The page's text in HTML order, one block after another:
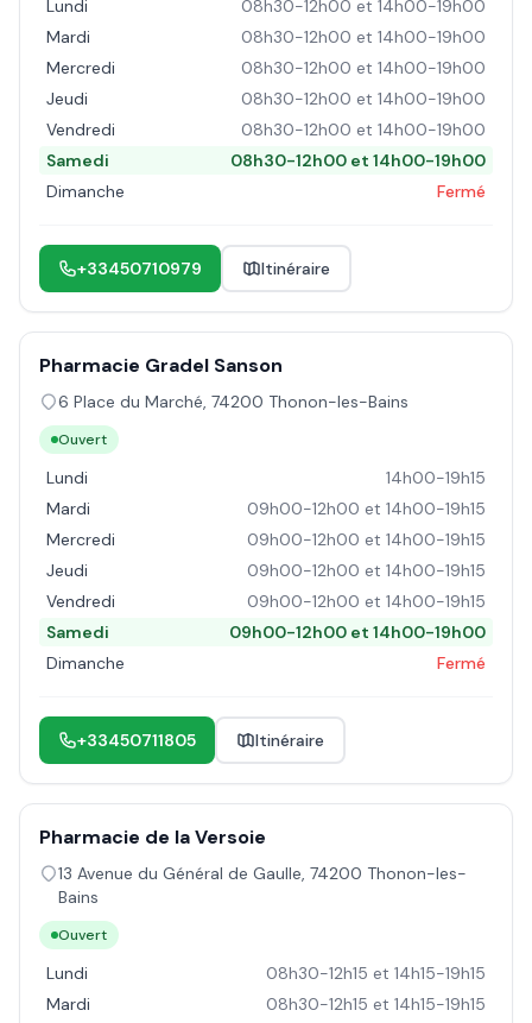
Lundi
08h30-12h00 et 14h00-19h00
Mardi
08h30-12h00 et 14h00-19h00
Mercredi
08h30-12h00 et 14h00-19h00
Jeudi
08h30-12h00 et 14h00-19h00
Vendredi
08h30-12h00 et 14h00-19h00
Samedi
08h30-12h00 et 14h00-19h00
Dimanche
Fermé
+33450710979 Itinéraire
Pharmacie Gradel Sanson
6 Place du Marché, 74200 Thonon-les-Bains
Ouvert
Lundi
14h00-19h15
Mardi
09h00-12h00 et 14h00-19h15
Mercredi
09h00-12h00 et 14h00-19h15
Jeudi
09h00-12h00 et 14h00-19h15
Vendredi
09h00-12h00 et 14h00-19h15
Samedi
09h00-12h00 et 14h00-19h00
Dimanche
Fermé
+33450711805 Itinéraire
Pharmacie de la Versoie
13 Avenue du Général de Gaulle, 74200 Thonon-les-
Bains
Ouvert
Lundi
08h30-12h15 et 14h15-19h15
Mardi
08h30-12h15 et 14h15-19h15